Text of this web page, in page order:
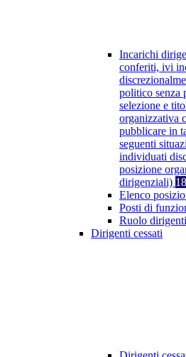
Incarichi
conferiti, ivi
politico senza
selezione e
organizzativa
pubblicare in
seguenti
individuati
posizione
dirigenziali) 18
Elenco
Posti di
Ruolo dirigenti
Dirigenti cessati